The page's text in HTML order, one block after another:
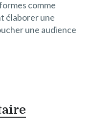
comme
élaborer une
une audience